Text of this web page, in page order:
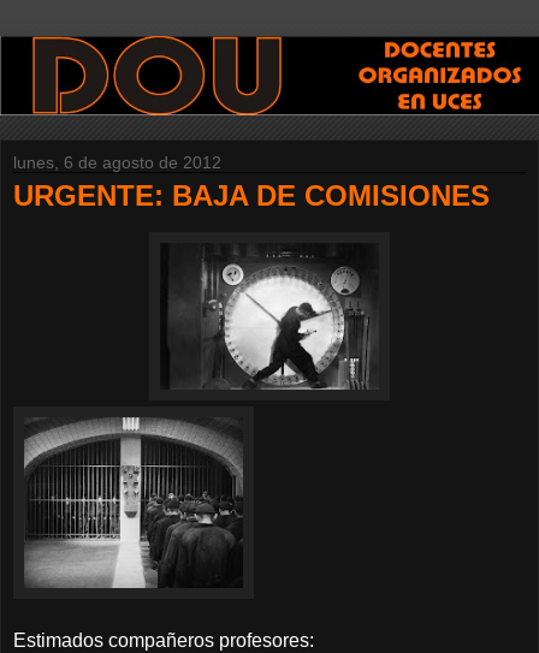
lunes, 6 de agosto de 2012
URGENTE: BAJA DE COMISIONES
Estimados compañeros profesores: